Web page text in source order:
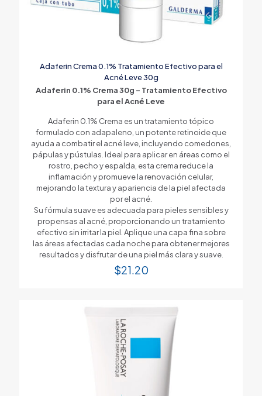
Adaferin Crema 0.1% Tratamiento Efectivo para el
Acné Leve 30g
Adaferin 0.1% Crema 30g – Tratamiento Efectivo
para el Acné Leve
Adaferin 0.1% Crema es un tratamiento tópico
formulado con adapaleno, un potente retinoide que
ayuda a combatir el acné leve, incluyendo comedones,
pápulas y pústulas. Ideal para aplicar en áreas como el
rostro, pecho y espalda, esta crema reduce la
inflamación y promueve la renovación celular,
mejorando la textura y apariencia de la piel afectada
por el acné.
Su fórmula suave es adecuada para pieles sensibles y
propensas al acné, proporcionando un tratamiento
efectivo sin irritar la piel. Aplique una capa fina sobre
las áreas afectadas cada noche para obtener mejores
resultados y disfrutar de una piel más clara y suave.
$21.20